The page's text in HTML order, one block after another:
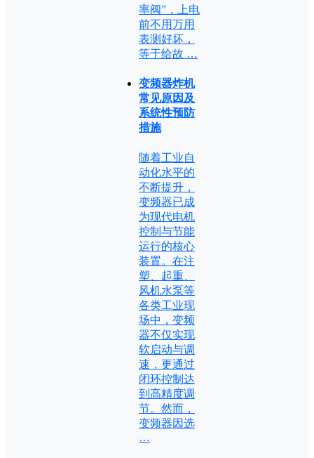
率阀”，上电
前不用万用
表测好坏，
等于给故 …
变频器炸机
常见原因及
系统性预防
措施
随着工业自
动化水平的
不断提升，
变频器已成
为现代电机
控制与节能
运行的核心
装置。在注
塑、起重、
风机水泵等
各类工业现
场中，变频
器不仅实现
软启动与调
速，更通过
闭环控制达
到高精度调
节。然而，
变频器因选
…